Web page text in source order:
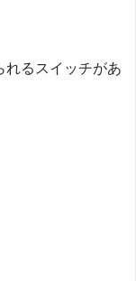
れるスイッチがあ